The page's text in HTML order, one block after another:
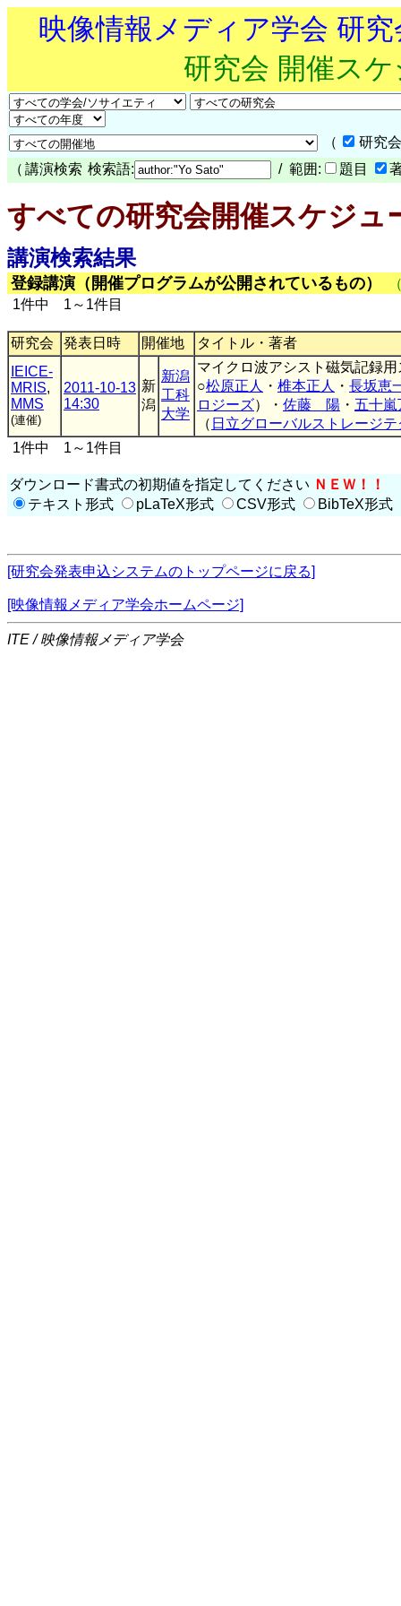
映像情報メディア学会 研
研究会 開催ス
（
研究
（ 講演検索 検索語: / 範囲: 題目
すべての研究会開催スケジュ
講演検索結果
登録講演（開催プログラムが公開されているもの）
1件中 1～1件目
研究会 発表日時 開催地
タイトル・著者
IEICE-
MRIS,
MMS
(連催)
2011-10-13
14:30
新
潟
新潟
工科
大学
マイクロ波アシスト磁気記録
○松原正人 ・ 椎本正人 ・ 長坂恵
ロジーズ）・ 佐藤 陽 ・ 五十
（ 日立グローバルストレージ
1件中 1～1件目
ダウンロード書式の初期値を指定してください ＮＥＷ！！
テキスト形式
pLaTeX形式 CSV形式 BibTeX形式
[研究会発表申込システムのトップページに戻る]
[映像情報メディア学会ホームページ]
ITE / 映像情報メディア学会